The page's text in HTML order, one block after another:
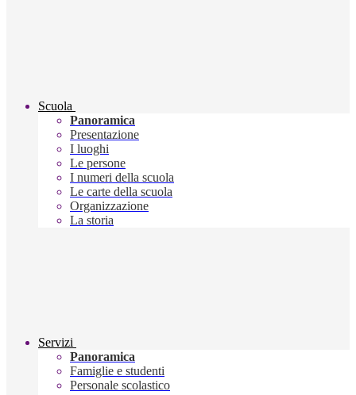
Scuola
Panoramica
Presentazione
I luoghi
Le persone
I numeri della scuola
Le carte della scuola
Organizzazione
La storia
Servizi
Panoramica
Famiglie e studenti
Personale scolastico